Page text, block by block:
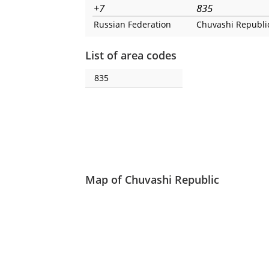
+7 835
Russian Federation Chuvashi
List of area codes
835
Map of Chuvashi Republic